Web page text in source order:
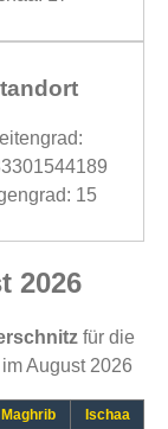
15
2026
für die
August 2026
Maghrib
Ischaa